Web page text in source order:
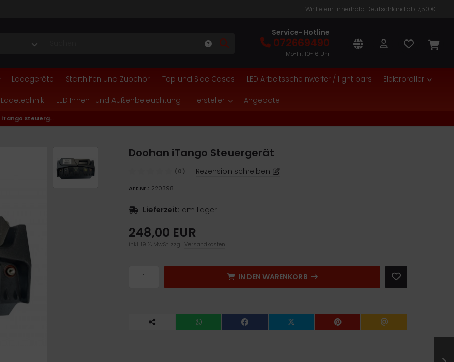
Wir liefern innerhalb Deutschland ab 7,50 €
Service-Hotline
072669490
Mo-Fr: 10-16 Uhr
Ladegeräte Starthilfen und Zubehör Top und Side Cases LED Arbeitsscheinwerfer / light bars Elektroroller
LED Innen- und Außenbeleuchtung Hersteller Angebote
Doohan iTango Steuergerät
Doohan iTango Steuergerät
(0) Rezension schreiben
Art.Nr.: 220398
Lieferzeit: am Lager
248,00 EUR
inkl. 19 % MwSt. zzgl. Versandkosten
IN DEN WARENKORB